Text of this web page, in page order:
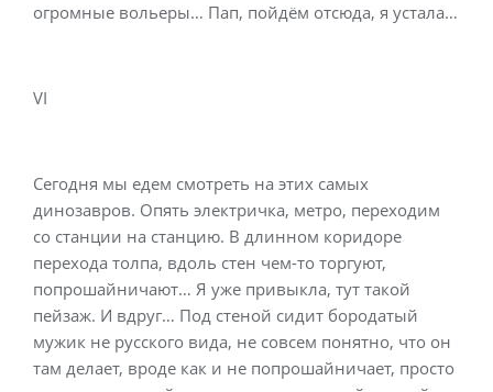
огромные вольеры… Пап, пойдём отсюда, я устала…
VI
Сегодня мы едем смотреть на этих самых
динозавров. Опять электричка, метро, переходим
со станции на станцию. В длинном коридоре
перехода толпа, вдоль стен чем-то торгуют,
попрошайничают… Я уже привыкла, тут такой
пейзаж. И вдруг… Под стеной сидит бородатый
мужик не русского вида, не совсем понятно, что он
там делает, вроде как и не попрошайничает, просто